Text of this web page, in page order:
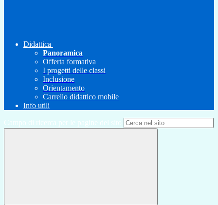
Didattica
Panoramica
Offerta formativa
I progetti delle classi
Inclusione
Orientamento
Carrello didattico mobile
Info utili
Campo di ricerca per le pagine del sito